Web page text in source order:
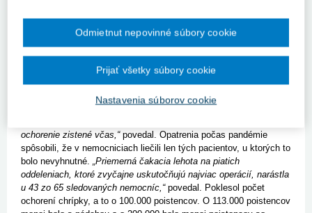
nepodarilo z rôznych dôvodov zachytiť asi 2000 našich
poistencov, u ktorých pandémia zmarila včasný záchyt
onkologickej diagnózy,“informoval Faktor. Za dôležité považuje
sústrediť sa na prevenciu a skúsiť dobehnúť zameškané.
Pokles nastal aj v diagnostike srdcovo-cievnych ochorení. Kým
mesačný priemer za rok 2019 bol 6700 poistencov, počas prvej
vlny diagnostikovali 3250 a počas druhej vlny 3630 pacientov.
ochorenie zistené včas,“povedal. Opatrenia počas pandémie
spôsobili, že v nemocniciach liečili len tých pacientov, u ktorých to
bolo nevyhnutné. „Priemerná čakacia lehota na piatich
oddeleniach, ktoré zvyčajne uskutočňujú najviac operácií, narástla
u 43 zo 65 sledovaných nemocníc,“povedal. Poklesol počet
ochorení chrípky, a to o 100.000 poistencov. O 113.000 poistencov
Nastavenia súborov cookie
Odmietnut nepovinné súbory cookie
Prijať všetky súbory cookie